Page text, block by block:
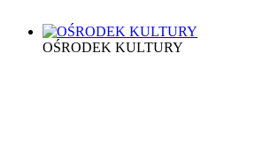
OŚRODEK KULTURY